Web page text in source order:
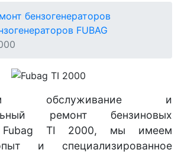
бензогенераторов
FUBAG
обслуживание и
ремонт бензиновых
Fubag TI 2000, мы имеем
и специализированное